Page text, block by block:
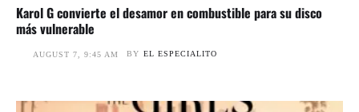
Karol G convierte el desamor en combustible para su disco
más vulnerable
AUGUST 7, 9:45 AM BY EL ESPECIALITO